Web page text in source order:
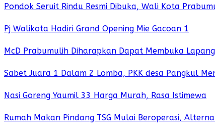
Pondok Seruit Rindu Resmi Dibuka, Wali Kota
Pj Walikota Hadiri Grand Opening Mie Gacoan 1
McD Prabumulih Diharapkan Dapat Membuka
Sabet Juara 1 Dalam 2 Lomba, PKK desa Pangkul
Nasi Goreng Yaumil 33 Harga Murah, Rasa Istimewa
Rumah Makan Pindang TSG Mulai Beroperasi,